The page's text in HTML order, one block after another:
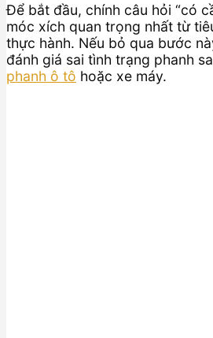
Để bắt đầu, chính câu hỏi “có
móc xích quan trọng nhất từ
thực hành. Nếu bỏ qua bước
đánh giá sai tình trạng phanh
phanh ô tô hoặc xe máy.